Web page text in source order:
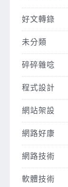
好文轉錄
未分類
碎碎雜唸
程式設計
網站架設
網路好康
網路技術
軟體技術